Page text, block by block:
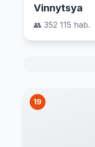
Vinnytsya
👥 352 115 hab.
19